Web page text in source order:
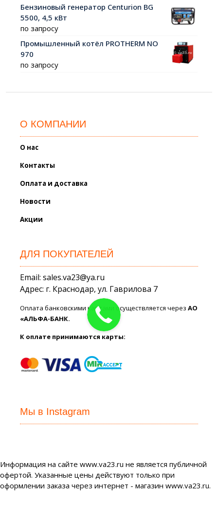
Бензиновый генератор Centurion BG
5500, 4,5 кВт
по запросу
Промышленный котёл PROTHERM NO
970
по запросу
О КОМПАНИИ
О нас
Контакты
Оплата и доставка
Новости
Акции
ДЛЯ ПОКУПАТЕЛЕЙ
Email: sales.va23@ya.ru
Адрес: г. Краснодар, ул. Гаврилова 7
Оплата банковскими картами осуществляется черезАО
«АЛЬФА-БАНК.
К оплате принимаются карты:
Мы в Instagram
Информация на сайте www.va23.ru не является публичной
офертой. Указанные цены действуют только при
оформлении заказа через интернет - магазин www.va23.ru.